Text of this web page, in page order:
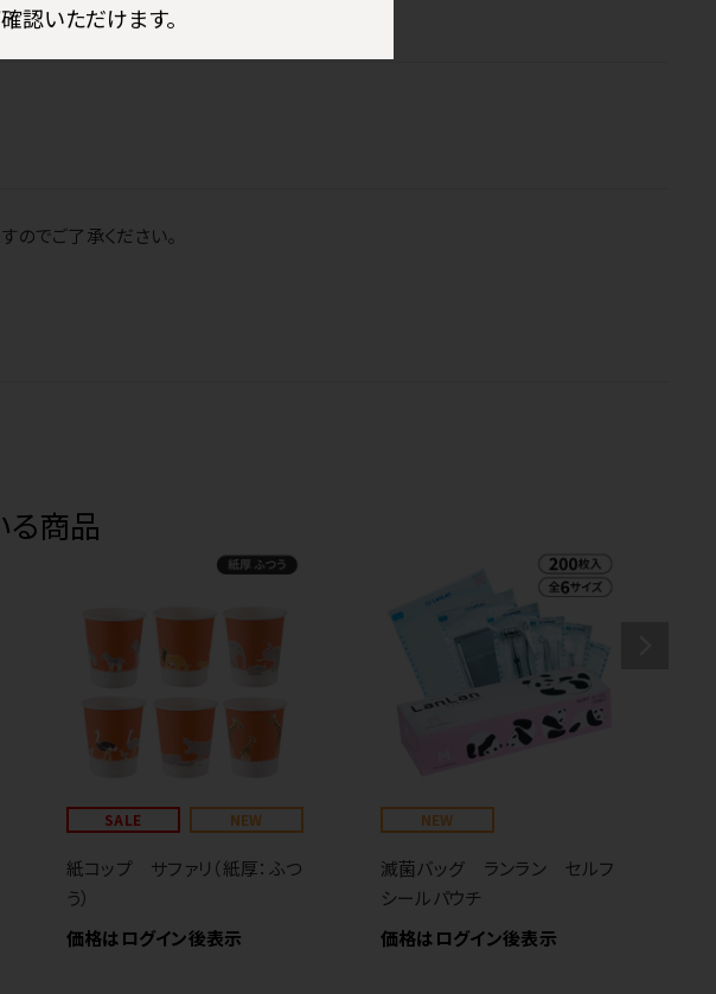
認いただけます。
のでご了承ください。
る商品
SALE NEW
紙コップ サファリ（紙厚：ふつ
う）
価格はログイン後表示
NEW
滅菌バッグ ランラン セルフ
シールパウチ
価格はログイン後表示